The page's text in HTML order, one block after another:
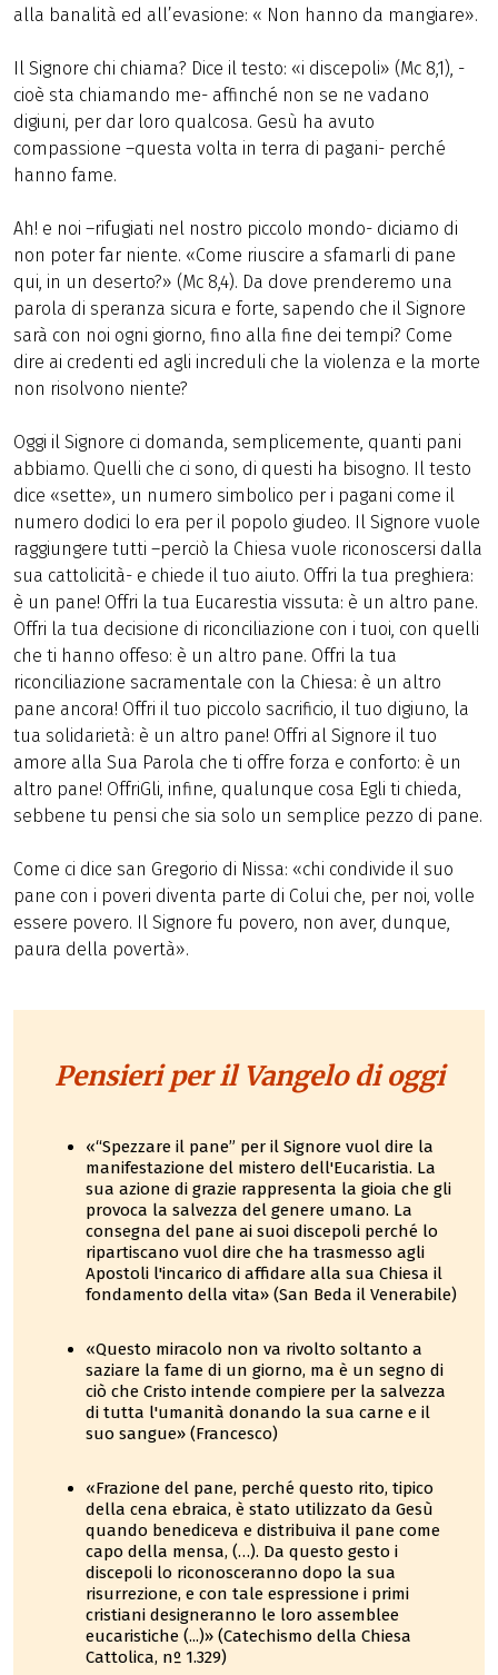
alla banalità ed all’evasione: « Non hanno da mangiare».
Il Signore chi chiama? Dice il testo: «i discepoli» (Mc 8,1), -
cioè sta chiamando me- affinché non se ne vadano
digiuni, per dar loro qualcosa. Gesù ha avuto
compassione –questa volta in terra di pagani- perché
hanno fame.
Ah! e noi –rifugiati nel nostro piccolo mondo- diciamo di
non poter far niente. «Come riuscire a sfamarli di pane
qui, in un deserto?» (Mc 8,4). Da dove prenderemo una
parola di speranza sicura e forte, sapendo che il Signore
sarà con noi ogni giorno, fino alla fine dei tempi? Come
dire ai credenti ed agli increduli che la violenza e la morte
non risolvono niente?
Oggi il Signore ci domanda, semplicemente, quanti pani
abbiamo. Quelli che ci sono, di questi ha bisogno. Il testo
dice «sette», un numero simbolico per i pagani come il
numero dodici lo era per il popolo giudeo. Il Signore vuole
raggiungere tutti –perciò la Chiesa vuole riconoscersi dalla
sua cattolicità- e chiede il tuo aiuto. Offri la tua preghiera:
è un pane! Offri la tua Eucarestia vissuta: è un altro pane.
Offri la tua decisione di riconciliazione con i tuoi, con quelli
che ti hanno offeso: è un altro pane. Offri la tua
riconciliazione sacramentale con la Chiesa: è un altro
pane ancora! Offri il tuo piccolo sacrificio, il tuo digiuno, la
tua solidarietà: è un altro pane! Offri al Signore il tuo
amore alla Sua Parola che ti offre forza e conforto: è un
altro pane! OffriGli, infine, qualunque cosa Egli ti chieda,
sebbene tu pensi che sia solo un semplice pezzo di pane.
Come ci dice san Gregorio di Nissa: «chi condivide il suo
pane con i poveri diventa parte di Colui che, per noi, volle
essere povero. Il Signore fu povero, non aver, dunque,
paura della povertà».
Pensieri per il Vangelo di oggi
«“Spezzare il pane” per il Signore vuol dire la
manifestazione del mistero dell'Eucaristia. La
sua azione di grazie rappresenta la gioia che gli
provoca la salvezza del genere umano. La
consegna del pane ai suoi discepoli perché lo
ripartiscano vuol dire che ha trasmesso agli
Apostoli l'incarico di affidare alla sua Chiesa il
fondamento della vita» (San Beda il Venerabile)
«Questo miracolo non va rivolto soltanto a
saziare la fame di un giorno, ma è un segno di
ciò che Cristo intende compiere per la salvezza
di tutta l'umanità donando la sua carne e il
suo sangue» (Francesco)
«Frazione del pane, perché questo rito, tipico
della cena ebraica, è stato utilizzato da Gesù
quando benediceva e distribuiva il pane come
capo della mensa, (…). Da questo gesto i
discepoli lo riconosceranno dopo la sua
risurrezione, e con tale espressione i primi
cristiani designeranno le loro assemblee
eucaristiche (...)» (Catechismo della Chiesa
Cattolica, nº 1.329)